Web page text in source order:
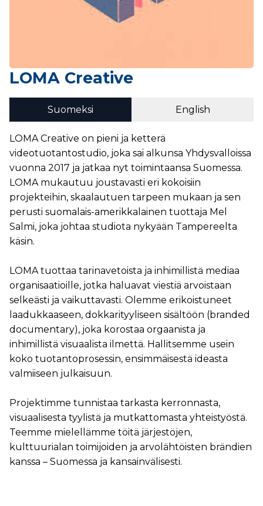
LOMA Creative
Suomeksi English
LOMA Creative on pieni ja ketterä
videotuotantostudio, joka sai alkunsa Yhdysvalloissa
vuonna 2017 ja jatkaa nyt toimintaansa Suomessa.
LOMA mukautuu joustavasti eri kokoisiin
projekteihin, skaalautuen tarpeen mukaan ja sen
perusti suomalais-amerikkalainen tuottaja Mel
Salmi, joka johtaa studiota nykyään Tampereelta
käsin.
LOMA tuottaa tarinavetoista ja inhimillistä mediaa
organisaatioille, jotka haluavat viestiä arvoistaan
selkeästi ja vaikuttavasti. Olemme erikoistuneet
laadukkaaseen, dokkarityyliseen sisältöön (branded
documentary), joka korostaa orgaanista ja
inhimillistä visuaalista ilmettä. Hallitsemme usein
koko tuotantoprosessin, ensimmäisestä ideasta
valmiiseen julkaisuun.
Projektimme tunnistaa tarkasta kerronnasta,
visuaalisesta tyylistä ja mutkattomasta yhteistyöstä.
Teemme mielellämme töitä järjestöjen,
kulttuurialan toimijoiden ja arvolähtöisten brändien
kanssa – Suomessa ja kansainvälisesti.